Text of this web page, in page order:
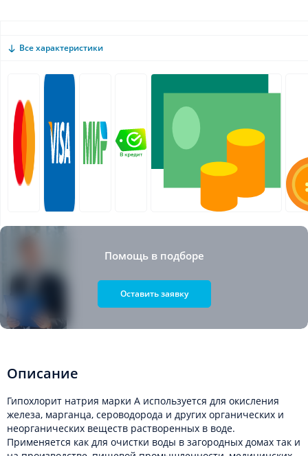
Все характеристики
Помощь в подборе
Оставить заявку
Описание
Гипохлорит натрия марки А используется для окисления
железа, марганца, сероводорода и других органических и
неорганических веществ растворенных в воде.
Применяется как для очистки воды в загородных домах так и